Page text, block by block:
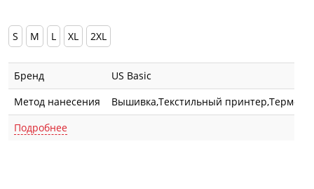
S M L XL 2XL
Бренд
US Basic
Метод нанесения
Вышивка,Текстильный
Подробнее